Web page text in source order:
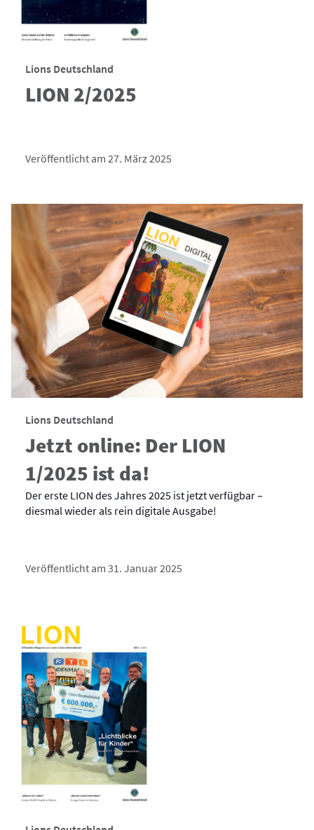
Lions Deutschland
LION 2/2025
Veröffentlicht am 27. März 2025
Lions Deutschland
Jetzt online: Der LION
1/2025 ist da!
Der erste LION des Jahres 2025 ist jetzt verfügbar –
diesmal wieder als rein digitale Ausgabe!
Veröffentlicht am 31. Januar 2025